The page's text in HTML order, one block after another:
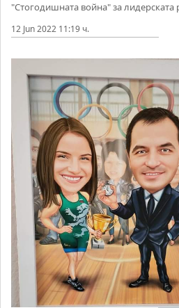
"Стогодишната война" за лидерската
12 Jun 2022 11:19 ч.